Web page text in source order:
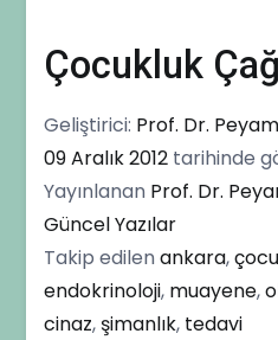
Çocukluk
Geliştirici: Prof. Dr.
09 Aralık 2012 tarihinde
Yayınlanan Prof. Dr.
Güncel Yazılar
Takip edilenankara,
endokrinoloji, muayene,
cinaz,şimanlık, tedavi